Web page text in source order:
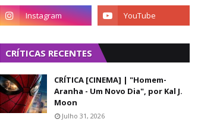
CRÍTICAS RECENTES
CRÍTICA [CINEMA] | "Homem-
Aranha - Um Novo Dia", por Kal J.
Moon
Julho 31, 2026